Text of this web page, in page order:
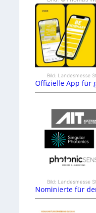
Bild: Landesmesse
Offizielle App für
Bild: Landesmesse
Nominierte für